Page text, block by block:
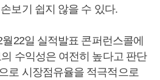
보기 쉽지 않을 수 있다.
22일 실적발표 콘퍼런스콜에
수익성은 여전히 높다고 판단
로 시장점유율을 적극적으로